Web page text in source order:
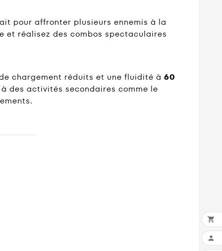
pour affronter plusieurs ennemis à la
et réalisez des combos spectaculaires
chargement réduits et une fluidité à 60
des activités secondaires comme le

